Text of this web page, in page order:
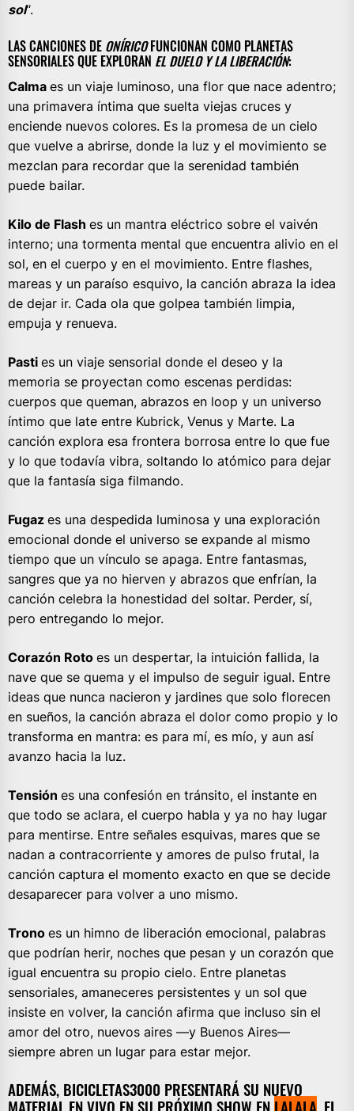
sol“.
LAS CANCIONES DE ONÍRICOFUNCIONAN COMO PLANETAS
SENSORIALES QUE EXPLORAN EL DUELO Y LA LIBERACIÓN:
Calma es un viaje luminoso, una flor que nace adentro;
una primavera íntima que suelta viejas cruces y
enciende nuevos colores. Es la promesa de un cielo
que vuelve a abrirse, donde la luz y el movimiento se
mezclan para recordar que la serenidad también
puede bailar.
Kilo de Flash es un mantra eléctrico sobre el vaivén
interno; una tormenta mental que encuentra alivio en el
sol, en el cuerpo y en el movimiento. Entre flashes,
mareas y un paraíso esquivo, la canción abraza la idea
de dejar ir. Cada ola que golpea también limpia,
empuja y renueva.
Pasti es un viaje sensorial donde el deseo y la
memoria se proyectan como escenas perdidas:
cuerpos que queman, abrazos en loop y un universo
íntimo que late entre Kubrick, Venus y Marte. La
canción explora esa frontera borrosa entre lo que fue
y lo que todavía vibra, soltando lo atómico para dejar
que la fantasía siga filmando.
Fugaz es una despedida luminosa y una exploración
emocional donde el universo se expande al mismo
tiempo que un vínculo se apaga. Entre fantasmas,
sangres que ya no hierven y abrazos que enfrían, la
canción celebra la honestidad del soltar. Perder, sí,
pero entregando lo mejor.
Corazón Roto es un despertar, la intuición fallida, la
nave que se quema y el impulso de seguir igual. Entre
ideas que nunca nacieron y jardines que solo florecen
en sueños, la canción abraza el dolor como propio y lo
transforma en mantra: es para mí, es mío, y aun así
avanzo hacia la luz.
Tensión es una confesión en tránsito, el instante en
que todo se aclara, el cuerpo habla y ya no hay lugar
para mentirse. Entre señales esquivas, mares que se
nadan a contracorriente y amores de pulso frutal, la
canción captura el momento exacto en que se decide
desaparecer para volver a uno mismo.
Trono es un himno de liberación emocional, palabras
que podrían herir, noches que pesan y un corazón que
igual encuentra su propio cielo. Entre planetas
sensoriales, amaneceres persistentes y un sol que
insiste en volver, la canción afirma que incluso sin el
amor del otro, nuevos aires —y Buenos Aires—
siempre abren un lugar para estar mejor.
ADEMÁS, BICICLETAS3000 PRESENTARÁ SU NUEVO